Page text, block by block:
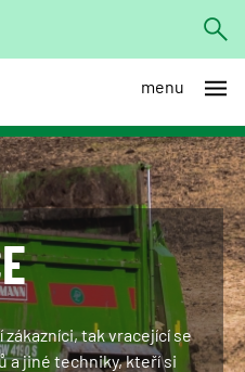
menu
tak vracející se
a jiné techniky, kteří si